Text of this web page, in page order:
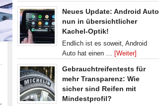
,
Neues Update: Android Auto
nun in übersichtlicher
Kachel-Optik!
Endlich ist es soweit, Android
Auto hat einen … [Weiter]
Gebrauchtreifentests für
mehr Transparenz: Wie
sicher sind Reifen mit
Mindestprofil?